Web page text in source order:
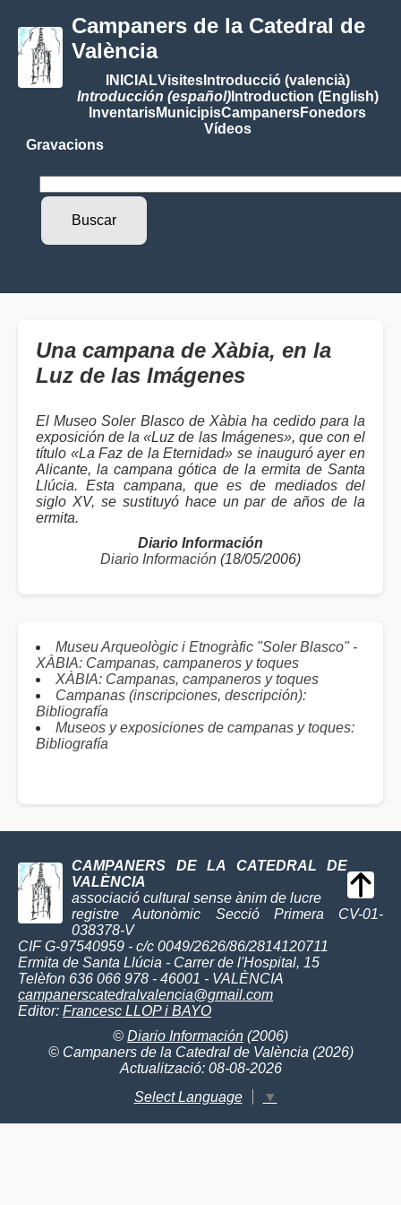
Campaners de la Catedral de
València
INICIALVisitesIntroducció (valencià)
Introducción (español)Introduction (English)
InventarisMunicipisCampanersFonedors
Vídeos
Gravacions
Una campana de Xàbia, en la
Luz de las Imágenes
El Museo Soler Blasco de Xàbia ha cedido para la
exposición de la «Luz de las Imágenes», que con el
título «La Faz de la Eternidad» se inauguró ayer en
Alicante, la campana gótica de la ermita de Santa
Llúcia. Esta campana, que es de mediados del
siglo XV, se sustituyó hace un par de años de la
ermita.
Diario Información
Diario Información (18/05/2006)
Museu Arqueològic i Etnogràfic "Soler Blasco" -
XÀBIA: Campanas, campaneros y toques
XÀBIA: Campanas, campaneros y toques
Campanas (inscripciones, descripción):
Bibliografía
Museos y exposiciones de campanas y toques:
Bibliografía
CAMPANERS DE LA CATEDRAL DE
VALÈNCIA
associació cultural sense ànim de lucre
registre Autonòmic Secció Primera CV-01-
038378-V
CIF G-97540959 - c/c 0049/2626/86/2814120711
Ermita de Santa Llúcia - Carrer de l'Hospital, 15
Telèfon 636 066 978 - 46001 - VALÈNCIA
campanerscatedralvalencia@gmail.com
Editor: Francesc LLOP i BAYO
© Diario Información (2006)
© Campaners de la Catedral de València (2026)
Actualització: 08-08-2026
Select Language
▼